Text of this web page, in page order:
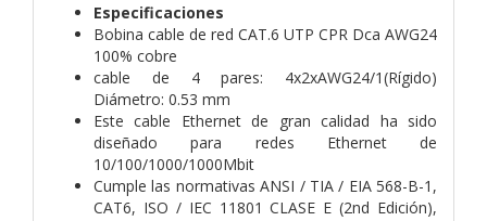
Especificaciones
Bobina cable de red CAT.6 UTP CPR Dca AWG24
100% cobre
cable de 4 pares: 4x2xAWG24/1(Rígido)
Diámetro: 0.53 mm
Este cable Ethernet de gran calidad ha sido
diseñado para redes Ethernet de
10/100/1000/1000Mbit
Cumple las normativas ANSI / TIA / EIA 568-B-1,
CAT6, ISO / IEC 11801 CLASE E (2nd Edición),